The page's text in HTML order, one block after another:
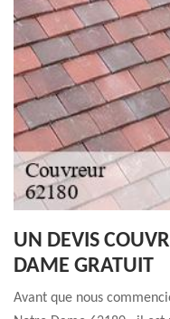
UN DEVIS
DAME GRATUIT
Avant que nous